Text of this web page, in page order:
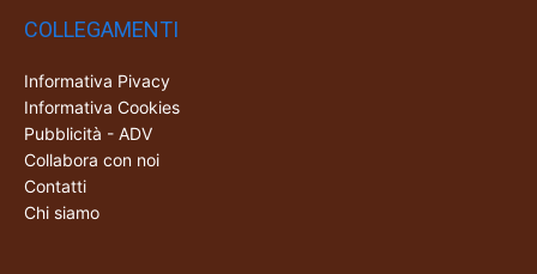
COLLEGAMENTI
Informativa Pivacy
Informativa Cookies
Pubblicità - ADV
Collabora con noi
Contatti
Chi siamo